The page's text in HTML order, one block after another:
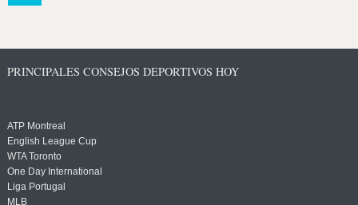
PRINCIPALES CONSEJOS DEPORTIVOS HOY
ATP Montreal
English League Cup
WTA Toronto
One Day International
Liga Portugal
MLB